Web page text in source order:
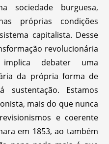
sociedade burguesa,
próprias condições
capitalista. Desse
revolucionária
debater uma
da própria forma de
sustentação. Estamos
mais do que nunca
e coerente
em 1853, ao também